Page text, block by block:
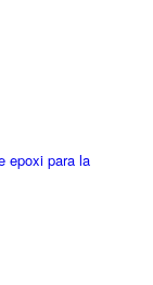
epoxi para la